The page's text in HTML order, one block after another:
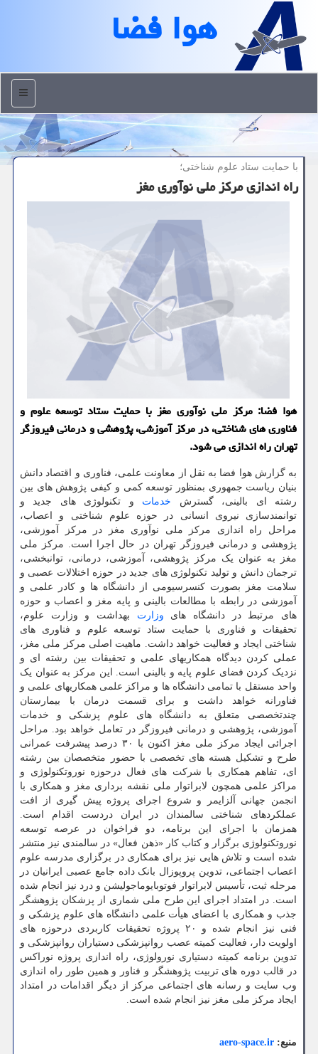
هوا فضا
منو
با حمایت ستاد علوم شناختی؛
راه اندازی مرکز ملی نوآوری مغز
هوا فضا: مرکز ملی نوآوری مغز با حمایت ستاد توسعه علوم و
فناوری های شناختی، در مرکز آموزشی، پژوهشی و درمانی فیروزگر
تهران راه اندازی می شود.
به گزارش هوا فضا به نقل از معاونت علمی، فناوری و اقتصاد دانش
بنیان ریاست جمهوری بمنظور توسعه کمی و کیفی پژوهش های بین
رشته ای بالینی، گسترش خدمات و تکنولوژی های جدید و
توانمندسازی نیروی انسانی در حوزه علوم شناختی و اعصاب،
مراحل راه اندازی مرکز ملی نوآوری مغز در مرکز آموزشی،
پژوهشی و درمانی فیروزگر تهران در حال اجرا است. مرکز ملی
مغز به عنوان یک مرکز پژوهشی، آموزشی، درمانی، توانبخشی،
ترجمان دانش و تولید تکنولوژی های جدید در حوزه اختلالات عصبی و
سلامت مغز بصورت کنسرسیومی از دانشگاه ها و کادر علمی و
آموزشی در رابطه با مطالعات بالینی و پایه مغز و اعصاب و حوزه
های مرتبط در دانشگاه های وزارت بهداشت و وزارت علوم،
تحقیقات و فناوری با حمایت ستاد توسعه علوم و فناوری های
شناختی ایجاد و فعالیت خواهد داشت. ماهیت اصلی مرکز ملی مغز،
عملی کردن دیدگاه همکاریهای علمی و تحقیقات بین رشته ای و
نزدیک کردن فضای علوم پایه و بالینی است. این مرکز به عنوان یک
واحد مستقل با تمامی دانشگاه ها و مراکز علمی همکاریهای علمی و
فناورانه خواهد داشت و برای قسمت درمان با بیمارستان
چندتخصصی متعلق به دانشگاه های علوم پزشکی و خدمات
آموزشی، پژوهشی و درمانی فیروزگر در تعامل خواهد بود. مراحل
اجرائی ایجاد مرکز ملی مغز اکنون با ۳۰ درصد پیشرفت عمرانی
طرح و تشکیل هسته های تخصصی با حضور متخصصان بین رشته
ای، تفاهم همکاری با شرکت های فعال درحوزه نوروتکنولوژی و
مراکز علمی همچون لابراتوار ملی نقشه برداری مغز و همکاری با
انجمن جهانی آلزایمر و شروع اجرای پروژه پیش گیری از افت
عملکردهای شناختی سالمندان در ایران دردست اقدام است.
همزمان با اجرای این برنامه، دو فراخوان در عرصه توسعه
نوروتکنولوژی برگزار و کتاب کار «ذهن فعال» در سالمندی نیز منتشر
شده است و تلاش هایی نیز برای همکاری در برگزاری مدرسه علوم
اعصاب اجتماعی، تدوین پروپوزال بانک داده جامع عصبی ایرانیان در
مرحله ثبت، تأسیس لابراتوار فوتوبایوماجولیشن و درد نیز انجام شده
است. در امتداد اجرای این طرح ملی شماری از پزشکان پژوهشگر
جذب و همکاری با اعضای هیأت علمی دانشگاه های علوم پزشکی و
فنی نیز انجام شده و ۲۰ پروژه تحقیقات کاربردی درحوزه های
اولویت دار، فعالیت کمیته عصب روانپزشکی دستیاران روانپزشکی و
تدوین برنامه کمیته دستیاری نورولوژی، راه اندازی پروژه نوراکس
در قالب دوره های تربیت پژوهشگر و فناور و همین طور راه اندازی
وب سایت و رسانه های اجتماعی مرکز از دیگر اقدامات در امتداد
ایجاد مرکز ملی مغز نیز انجام شده است.
منبع: aero-space.ir